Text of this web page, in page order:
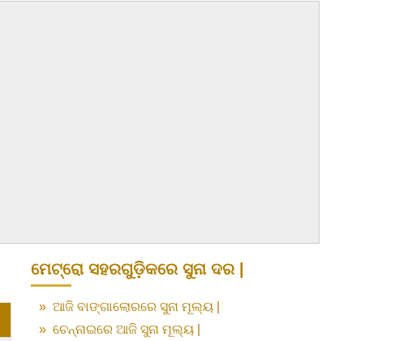
ମେଟ୍ରୋ ସହରଗୁଡ଼ିକରେ ସୁନା ଦର |
» ଆଜି ବାଙ୍ଗାଲୋରରେ ସୁନା ମୂଲ୍ୟ |
» ଚେନ୍ନାଇରେ ଆଜି ସୁନା ମୂଲ୍ୟ |